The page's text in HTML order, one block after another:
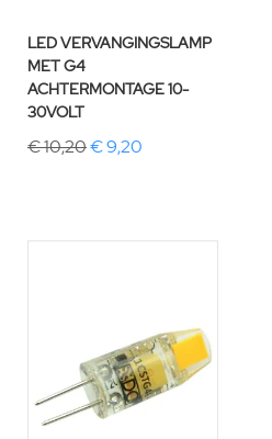
LED VERVANGINGSLAMP
MET G4
ACHTERMONTAGE 10-
30VOLT
€ 10,20€ 9,20